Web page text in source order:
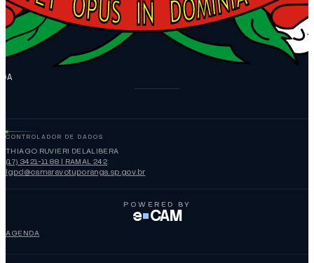
CONTROLADOR DE DADOS
THIAGO RUVIERI DELALIBERA
(17) 3421-1188 | RAMAL 242
lgpd@camaravotuporanga.sp.gov.br
POWERED BY
e CAM
AGENDA